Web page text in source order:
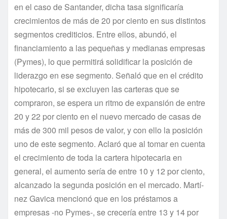
en el caso de Santander, dicha tasa significarí­a
crecimientos de más de 20 por ciento en sus distintos
segmentos crediticios. Entre ellos, abundó, el
financiamiento a las pequeñas y medianas empresas
(Pymes), lo que permitirá solidificar la posición de
liderazgo en ese segmento. Señaló que en el crédito
hipotecario, si se excluyen las carteras que se
compraron, se espera un ritmo de expansión de entre
20 y 22 por ciento en el nuevo mercado de casas de
más de 300 mil pesos de valor, y con ello la posición
uno de este segmento. Aclaró que al tomar en cuenta
el crecimiento de toda la cartera hipotecaria en
general, el aumento serí­a de entre 10 y 12 por ciento,
alcanzado la segunda posición en el mercado. Martí­
nez Gavica mencionó que en los préstamos a
empresas -no Pymes-, se crecerí­a entre 13 y 14 por